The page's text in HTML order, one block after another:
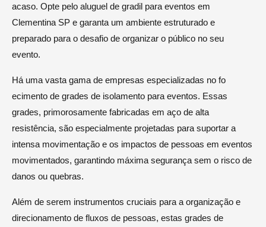
acaso. Opte pelo aluguel de gradil para eventos em
Clementina SP e garanta um ambiente estruturado e
preparado para o desafio de organizar o público no seu
evento.
Há uma vasta gama de empresas especializadas no fo
ecimento de grades de isolamento para eventos. Essas
grades, primorosamente fabricadas em aço de alta
resistência, são especialmente projetadas para suportar a
intensa movimentação e os impactos de pessoas em eventos
movimentados, garantindo máxima segurança sem o risco de
danos ou quebras.
Além de serem instrumentos cruciais para a organização e
direcionamento de fluxos de pessoas, estas grades de